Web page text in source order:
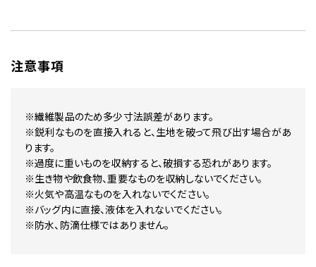
注意事項
※繊維製品のため多少寸法誤差があります。
※鋭利なものを直接入れると、生地を破って飛び出す場合があ
ります。
※過度に重いものを収納すると、破損する恐れがあります。
※生き物や飲食物、重要なものを収納しないでください。
※火気や高温なものを入れないでください。
※バッグ内に直接、液体を入れないでください。
※防水、防滴仕様ではありません。